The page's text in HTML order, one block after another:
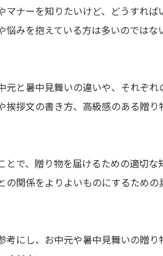
マナーを知りたいけど、どうすれば
悩みを抱えている方は多いのではな
元と暑中見舞いの違いや、それぞれ
挨拶文の書き方、高級感のある贈り
とで、贈り物を届けるための適切
の関係をよりよいものにするための
考にし、お中元や暑中見舞いの贈